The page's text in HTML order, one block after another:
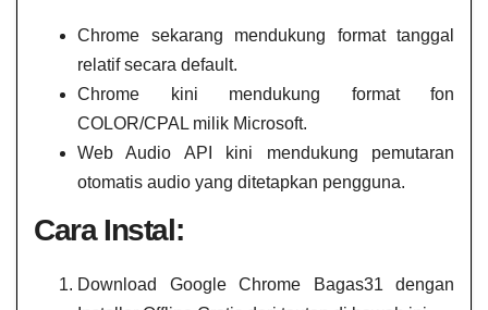
Chrome sekarang mendukung format tanggal
relatif secara default.
Chrome kini mendukung format fon
COLOR/CPAL milik Microsoft.
Web Audio API kini mendukung pemutaran
otomatis audio yang ditetapkan pengguna.
Cara Instal:
Download Google Chrome Bagas31 dengan